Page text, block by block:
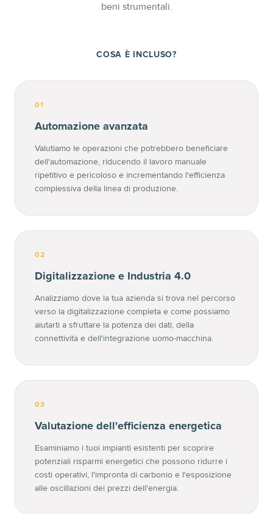
beni strumentali.
COSA È INCLUSO?
01
Automazione avanzata
Valutiamo le operazioni che potrebbero beneficiare
dell'automazione, riducendo il lavoro manuale
ripetitivo e pericoloso e incrementando l'efficienza
complessiva della linea di produzione.
02
Digitalizzazione e Industria 4.0
Analizziamo dove la tua azienda si trova nel percorso
verso la digitalizzazione completa e come possiamo
aiutarti a sfruttare la potenza dei dati, della
connettività e dell'integrazione uomo-macchina.
03
Valutazione dell'efficienza energetica
Esaminiamo i tuoi impianti esistenti per scoprire
potenziali risparmi energetici che possono ridurre i
costi operativi, l'impronta di carbonio e l'esposizione
alle oscillazioni dei prezzi dell'energia.